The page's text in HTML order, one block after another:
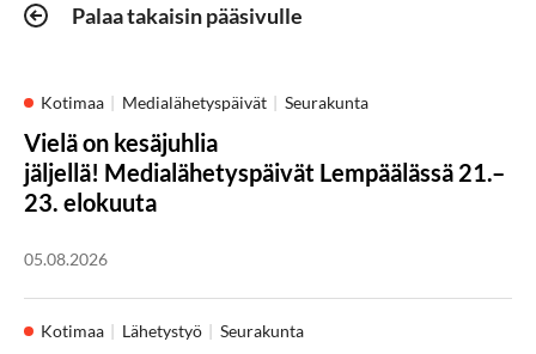
Palaa takaisin pääsivulle
Kotimaa Medialähetyspäivät Seurakunta
Vielä on kesäjuhlia
jäljellä! Medialähetyspäivät Lempäälässä 21.–
23. elokuuta
05.08.2026
Kotimaa Lähetystyö Seurakunta